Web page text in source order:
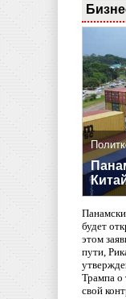
будет
этом
пути,
Трампа
свой